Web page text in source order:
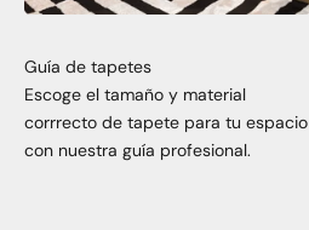
Guía de tapetes
Escoge el tamaño y material
corrrecto de tapete para tu espacio
con nuestra guía profesional.